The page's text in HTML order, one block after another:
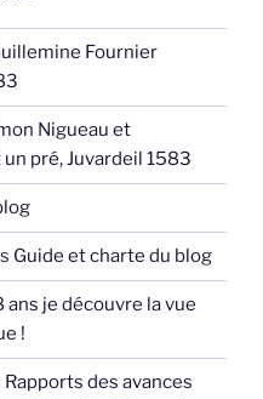
Fournier
Nigueau et
pré, Juvardeil 1583
Guide et charte du blog
ans je découvre la vue
!
Rapports des avances